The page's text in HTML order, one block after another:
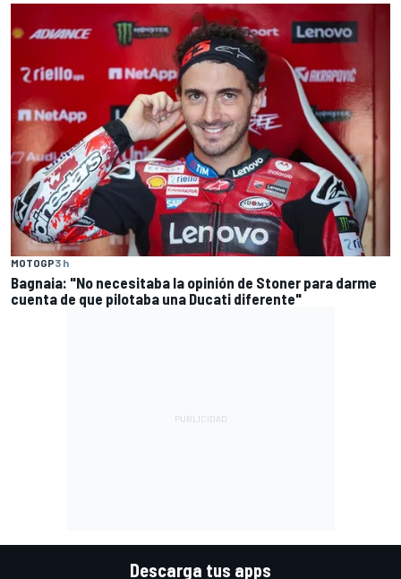
MOTOGP3 h
Bagnaia: "No necesitaba la opinión de Stoner para darme
cuenta de que pilotaba una Ducati diferente"
Descarga tus apps